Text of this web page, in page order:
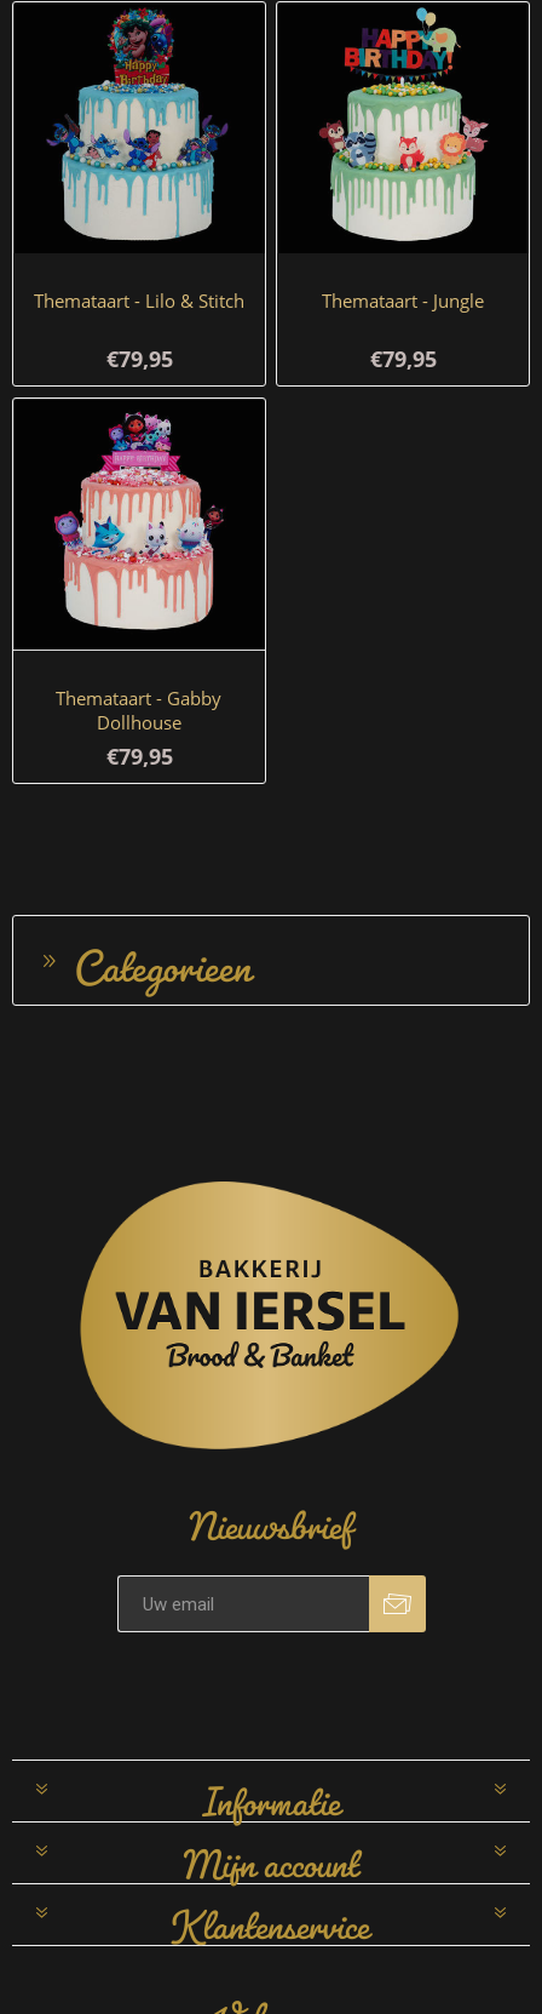
Themataart - Lilo & Stitch
€79,95
Themataart - Jungle
€79,95
Themataart - Gabby
Dollhouse
€79,95
Categorieen
Nieuwsbrief
Informatie
Mijn account
Klantenservice